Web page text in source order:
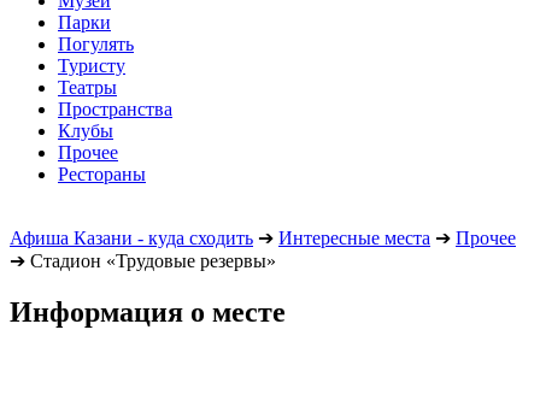
Парки
Погулять
Туристу
Театры
Пространства
Клубы
Прочее
Рестораны
Афиша Казани - куда сходить ➔ Интересные места ➔ Прочее
➔ Стадион «Трудовые резервы»
Информация о месте